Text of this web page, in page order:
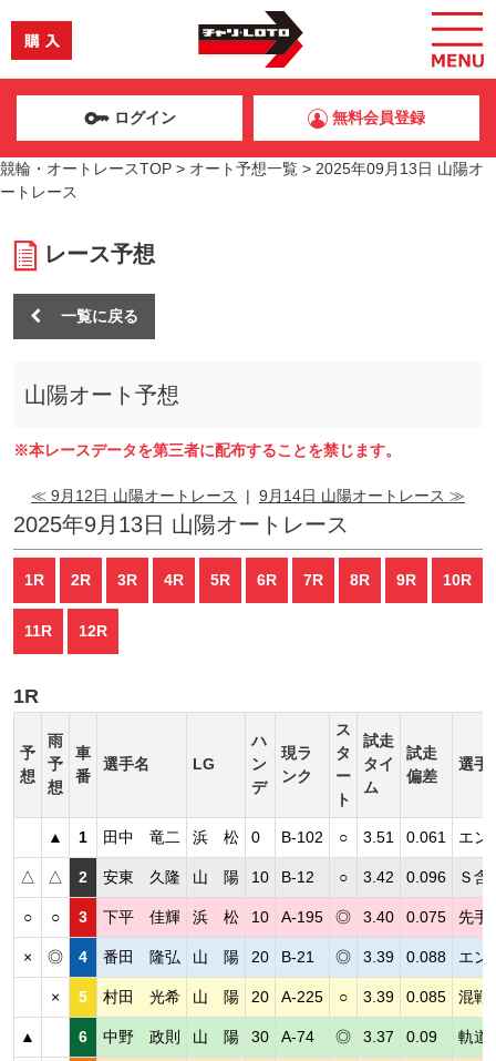
ログイン 無料会員登録
競輪・オートレースTOP > オート予想一覧 > 2025年09月13日 山陽オ
ートレース
レース予想
一覧に戻る
山陽オート予想
※本レースデータを第三者に配布することを禁じます。
≪ 9月12日 山陽オートレース | 9月14日 山陽オートレース ≫
2025年9月13日 山陽オートレース
1R 2R 3R 4R 5R 6R 7R 8R 9R 10R
11R 12R
1R
予
想
雨
予
想
車
番
選手名 LG
ハ
ン
デ
現ラ
ンク
ス
タ
ー
ト
試走
タイ
ム
試走
偏差
選手
▲ 1 田中 竜二 浜 松 0 B-102 ○ 3.51 0.061 エン
△ △ 2 安東 久隆 山 陽 10 B-12 ○ 3.42 0.096 Ｓ含
○ ○ 3 下平 佳輝 浜 松 10 A-195 ◎ 3.40 0.075 先手
× ◎ 4 番田 隆弘 山 陽 20 B-21 ◎ 3.39 0.088 エン
× 5 村田 光希 山 陽 20 A-225 ○ 3.39 0.085 混戦
▲ 6 中野 政則 山 陽 30 A-74 ◎ 3.37 0.09 軌道